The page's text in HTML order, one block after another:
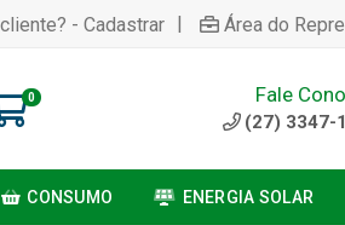
- Cadastrar | Área do
0 Fale
(27) 3347-
CONSUMO ENERGIA SOLAR